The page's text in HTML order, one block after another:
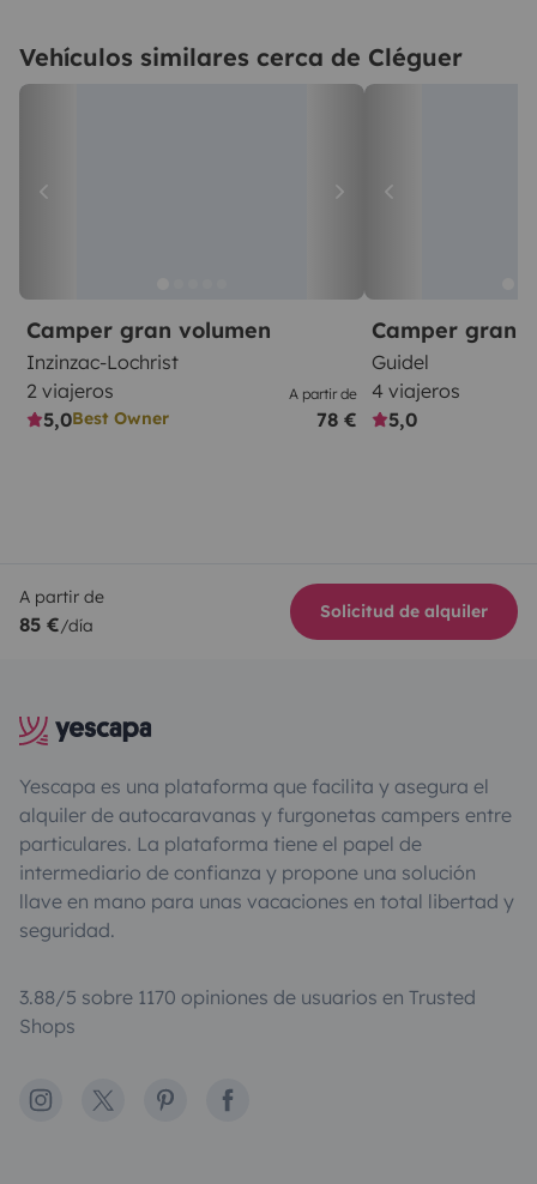
Vehículos similares cerca de Cléguer
Camper gran volumen
Inzinzac-Lochrist
2 viajeros
5,0Best Owner
A partir de
78 €
Camper gran
Guidel
4 viajeros
5,0
A partir de
85 €/día
Solicitud de alquiler
Yescapa es una plataforma que facilita y asegura el
alquiler de autocaravanas y furgonetas campers entre
particulares. La plataforma tiene el papel de
intermediario de confianza y propone una solución
llave en mano para unas vacaciones en total libertad y
seguridad.
3.88/5 sobre 1170 opiniones de usuarios en Trusted
Shops
Instagram
X PinterestFacebook